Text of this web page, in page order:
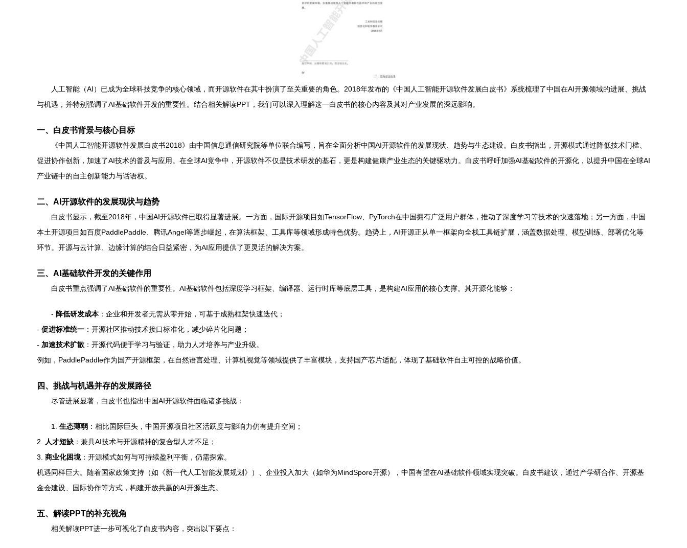
人工智能（AI）已成为全球科技竞争的核心领域，而开源软件在其中扮演了至关重要的角色。2018年发布的《中国人工智能开源软件发展白皮书》系统梳理了中国在AI开源领域的进展、挑战
与机遇，并特别强调了AI基础软件开发的重要性。结合相关解读PPT，我们可以深入理解这一白皮书的核心内容及其对产业发展的深远影响。
一、白皮书背景与核心目标
《中国人工智能开源软件发展白皮书2018》由中国信息通信研究院等单位联合编写，旨在全面分析中国AI开源软件的发展现状、趋势与生态建设。白皮书指出，开源模式通过降低技术门槛、
促进协作创新，加速了AI技术的普及与应用。在全球AI竞争中，开源软件不仅是技术研发的基石，更是构建健康产业生态的关键驱动力。白皮书呼吁加强AI基础软件的开源化，以提升中国在全球AI
产业链中的自主创新能力与话语权。
二、AI开源软件的发展现状与趋势
白皮书显示，截至2018年，中国AI开源软件已取得显著进展。一方面，国际开源项目如TensorFlow、PyTorch在中国拥有广泛用户群体，推动了深度学习等技术的快速落地；另一方面，中国
本土开源项目如百度PaddlePaddle、腾讯Angel等逐步崛起，在算法框架、工具库等领域形成特色优势。趋势上，AI开源正从单一框架向全栈工具链扩展，涵盖数据处理、模型训练、部署优化等
环节。开源与云计算、边缘计算的结合日益紧密，为AI应用提供了更灵活的解决方案。
三、AI基础软件开发的关键作用
白皮书重点强调了AI基础软件的重要性。AI基础软件包括深度学习框架、编译器、运行时库等底层工具，是构建AI应用的核心支撑。其开源化能够：
- 降低研发成本：企业和开发者无需从零开始，可基于成熟框架快速迭代；
- 促进标准统一 ：开源社区推动技术接口标准化，减少碎片化问题；
- 加速技术扩散 ：开源代码便于学习与验证，助力人才培养与产业升级。
例如，PaddlePaddle作为国产开源框架，在自然语言处理、计算机视觉等领域提供了丰富模块，支持国产芯片适配，体现了基础软件自主可控的战略价值。
四、挑战与机遇并存的发展路径
尽管进展显著，白皮书也指出中国AI开源软件面临诸多挑战：
1. 生态薄弱 ：相比国际巨头，中国开源项目社区活跃度与影响力仍有提升空间；
2.
人才短缺 ：兼具AI技术与开源精神的复合型人才不足；
3. 商业化困境：开源模式如何与可持续盈利平衡，仍需探索。
机遇同样巨大。随着国家政策支持（如《新一代人工智能发展规划》）、企业投入加大（如华为MindSpore开源），中国有望在AI基础软件领域实现突破。白皮书建议，通过产学研合作、开源基
金会建设、国际协作等方式，构建开放共赢的AI开源生态。
五、解读PPT的补充视角
相关解读PPT进一步可视化了白皮书内容，突出以下要点：